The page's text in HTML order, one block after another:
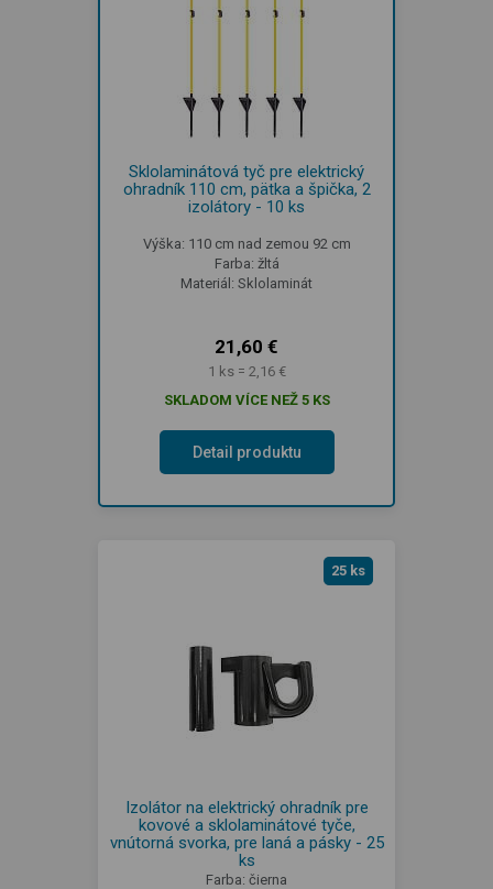
Sklolaminátová tyč pre elektrický
ohradník 110 cm, pätka a špička, 2
izolátory - 10 ks
Výška: 110 cm nad zemou 92 cm
Farba: žltá
Materiál: Sklolaminát
21,60 €
1 ks = 2,16 €
SKLADOM VÍCE NEŽ 5 KS
Detail produktu
25 ks
Izolátor na elektrický ohradník pre
kovové a sklolaminátové tyče,
vnútorná svorka, pre laná a pásky - 25
ks
Farba: čierna